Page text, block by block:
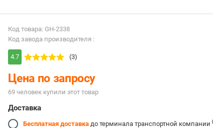
Код товара: GH-2338
Код завода производителя :
4.7 (3)
Цена по запросу
69 человек купили этот товар
Доставка
Бесплатная доставка до терминала транспортной компании